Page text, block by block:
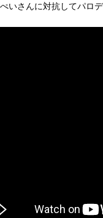
いさんに対抗してパロ